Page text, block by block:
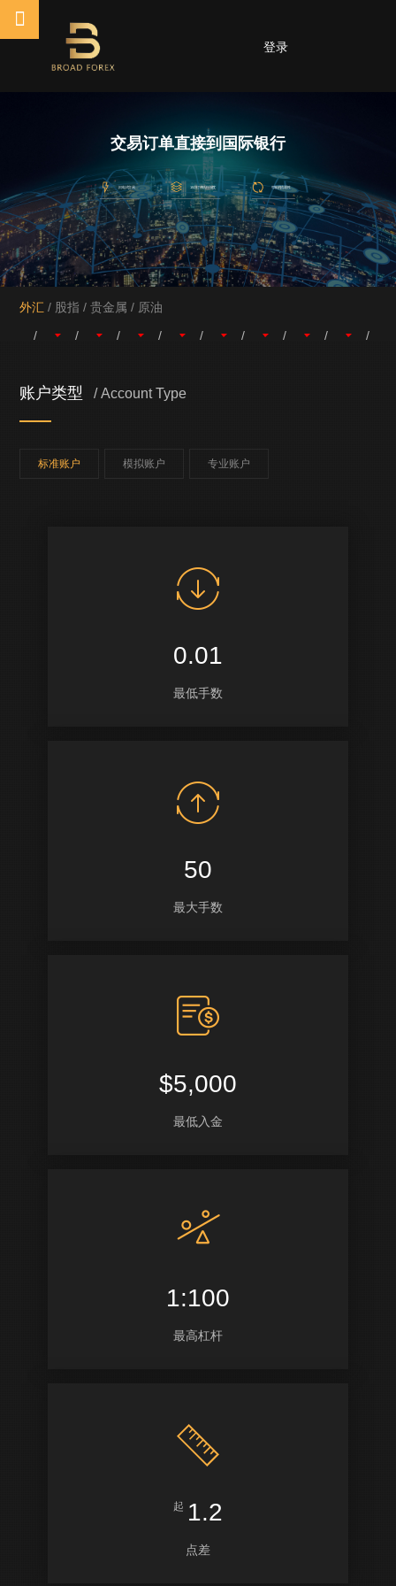
登录
交易订单直接到国际银行
闪电式交易 15层订单执行深度 可靠的流通性
外汇 / 股指 / 贵金属 / 原油
/ / / / / / / /
/ / / / / / / /
/ / / / / / /
/ / / / / / /
账户类型 / Account Type
标准账户 模拟账户 专业账户
0.01
最低手数
50
最大手数
$5,000
最低入金
1:100
最高杠杆
起 1.2
点差